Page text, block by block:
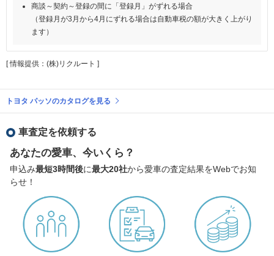
商談～契約～登録の間に「登録月」がずれる場合
（登録月が3月から4月にずれる場合は自動車税の額が大きく上がり
ます）
[ 情報提供：(株)リクルート ]
トヨタ パッソのカタログを見る
車査定を依頼する
あなたの愛車、今いくら？
申込み最短3時間後に最大20社から愛車の査定結果をWebでお知
らせ！